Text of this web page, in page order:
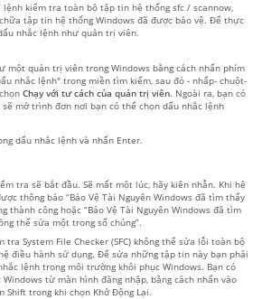
kiểm tra toàn bộ tập tin hệ thống sfc / scannow,
tập tin hệ thống Windows đã được bảo vệ. Để thực
nhắc lệnh như quản trị viên.
một quản trị viên trong Windows bằng cách nhấn phím
nhắc lệnh" trong miền tìm kiếm, sau đó - nhấp- chuột-
Chạy với tư cách của quản trị viên. Ngoài ra, bạn có
mở trình đơn nơi bạn có thể chọn dấu nhắc lệnh
dấu nhắc lệnh và nhấn Enter.
tra sẽ bắt đầu. Sẽ mất một lúc, hãy kiên nhẫn. Khi hệ
thông báo “Bảo Vệ Tài Nguyên Windows đã tìm thấy
thành công hoặc “Bảo Vệ Tài Nguyên Windows đã tìm
thể sửa một trong số chúng”.
tra System File Checker (SFC) không thể sửa lỗi toàn bộ
điều hành sử dụng. Để sửa những tập tin này bạn phải
lệnh trong môi trường khôi phục Windows. Bạn có
từ màn hình đăng nhập, bằng cách nhấn vào
Shift trong khi chọn Khở Động Lại.